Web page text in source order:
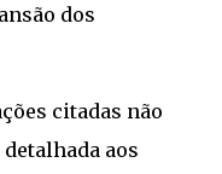
dos
citadas não
aos